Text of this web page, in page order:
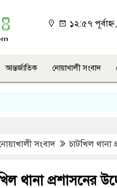
১২:৫৭
আন্তর্জাতিক নোয়াখালী সংবাদ
সংবাদ চাটখিল
থানা প্রশাসনের